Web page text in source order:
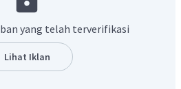
basa, perkiraan pHnya adalah >
komponen yang dapat bereaksi
adalah hidrolisis parsial
yang telah terverifikasi
Lihat Iklan